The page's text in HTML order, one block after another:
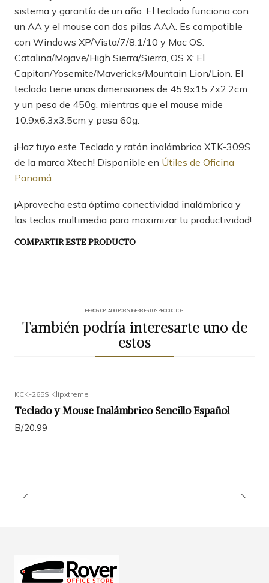
sistema y garantía de un año. El teclado funciona con
un AA y el mouse con dos pilas AAA. Es compatible
con Windows XP/Vista/7/8.1/10 y Mac OS:
Catalina/Mojave/High Sierra/Sierra, OS X: El
Capitan/Yosemite/Mavericks/Mountain Lion/Lion. El
teclado tiene unas dimensiones de 45.9x15.7x2.2cm
y un peso de 450g, mientras que el mouse mide
10.9x6.3x3.5cm y pesa 60g.
¡Haz tuyo este Teclado y ratón inalámbrico XTK-309S
de la marca Xtech! Disponible en Útiles de Oficina
Panamá.
¡Aprovecha esta óptima conectividad inalámbrica y
las teclas multimedia para maximizar tu productividad!
COMPARTIR ESTE PRODUCTO
HEMOS OPTADO POR SUGERIR ESTOS PRODUCTOS.
También podría interesarte uno de
estos
KCK-265S|Klipxtreme
Teclado y Mouse Inalámbrico Sencillo Español
B/.20.99